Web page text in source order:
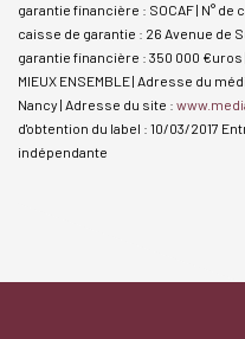
garantie financière : SOCAF | N° de
caisse de garantie : 26 Avenue de
garantie financière : 350 000 €uros
MIEUX ENSEMBLE | Adresse du
Nancy | Adresse du site :
d'obtention du label : 10/03/2017
indépendante